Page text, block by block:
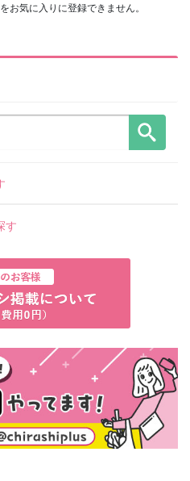
お気に入りに登録できません。
す